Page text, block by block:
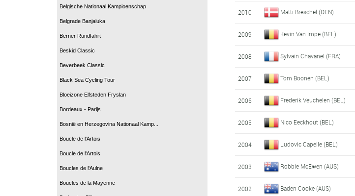
Belgische Nationaal Kampioenschap
Belgrade Banjaluka
Berner Rundfahrt
Beskid Classic
Beverbeek Classic
Black Sea Cycling Tour
Bloeizone Elfsteden Fryslan
Bordeaux - Parijs
Bosnië en Herzegovina Nationaal Kamp...
Boucle de l'Artois
Boucle de l'Artois
Boucles de l'Aulne
Boucles de la Mayenne
2010 Matti Breschel (DEN)
2009 Kevin Van Impe (BEL)
2008 Sylvain Chavanel (FRA)
2007 Tom Boonen (BEL)
2006 Frederik Veuchelen (BEL)
2005 Nico Eeckhout (BEL)
2004 Ludovic Capelle (BEL)
2003 Robbie McEwen (AUS)
2002 Baden Cooke (AUS)